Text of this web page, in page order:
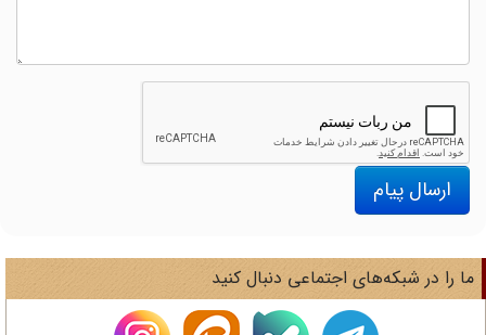
ارسال پیام
را در شبکه‌های اجتماعی دنبال کنید